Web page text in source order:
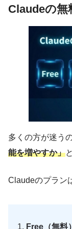
Claudeの無
多くの方が迷うの
能を増やすか」
Claudeのプラン
Free（無料